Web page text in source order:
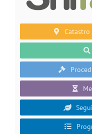
Catastro